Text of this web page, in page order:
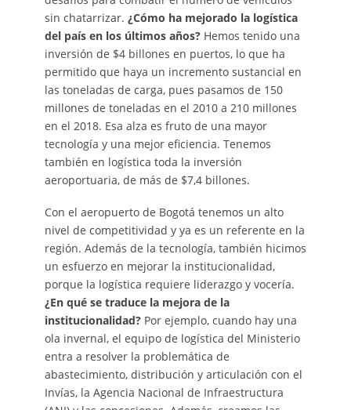
sin chatarrizar. ¿Cómo ha mejorado la logística
del país en los últimos años?Hemos tenido una
inversión de $4 billones en puertos, lo que ha
permitido que haya un incremento sustancial en
las toneladas de carga, pues pasamos de 150
millones de toneladas en el 2010 a 210 millones
en el 2018. Esa alza es fruto de una mayor
tecnología y una mejor eficiencia. Tenemos
también en logística toda la inversión
aeroportuaria, de más de $7,4 billones.
Con el aeropuerto de Bogotá tenemos un alto
nivel de competitividad y ya es un referente en la
región. Además de la tecnología, también hicimos
un esfuerzo en mejorar la institucionalidad,
porque la logística requiere liderazgo y vocería.
¿En qué se traduce la mejora de la
institucionalidad?Por ejemplo, cuando hay una
ola invernal, el equipo de logística del Ministerio
entra a resolver la problemática de
abastecimiento, distribución y articulación con el
Invías, la Agencia Nacional de Infraestructura